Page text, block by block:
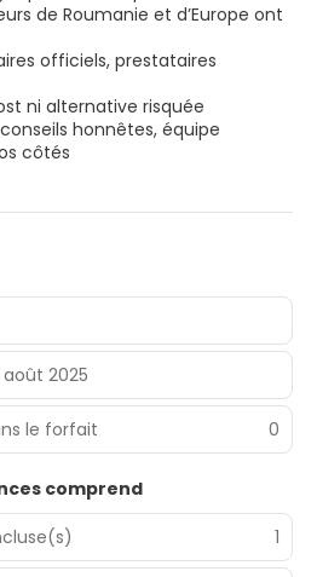
de Roumanie et d’Europe ont
officiels, prestataires
ni alternative risquée
honnêtes, équipe
côtés
août 2025
le forfait 0
comprend
1